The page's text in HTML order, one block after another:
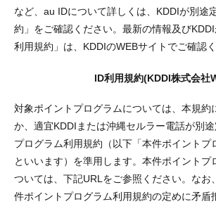
など、au IDについて詳しくは、KDDIが別途
約」をご確認ください。最新の情報及び
利用規約」は、KDDIのWEBサイトでご確認く
ID利用規約(KDDI株式会社
対象ポイントプログラムについては、本規約
か、適宜KDDIまたは沖縄セルラー電話が別
プログラム利用規約（以下「本件ポイントプ
といいます）を準用します。本件ポイントプ
ついては、下記URLをご参照ください。なお
件ポイントプログラム利用規約の定めに矛盾